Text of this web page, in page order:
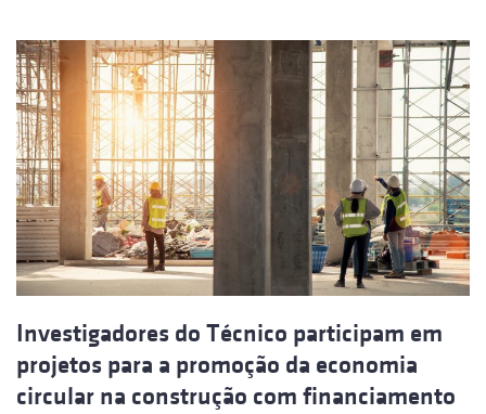
Investigadores do Técnico participam em
projetos para a promoção da economia
circular na construção com financiamento